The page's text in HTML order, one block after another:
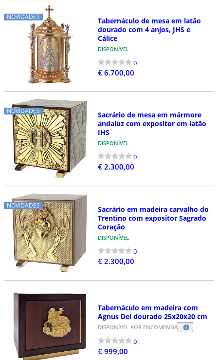
NOVIDADES
Tabernáculo de mesa em latão
dourado com 4 anjos, JHS e
Cálice
DISPONÍVEL
0
€ 6.700,00
NOVIDADES
Sacrário de mesa em mármore
andaluz com expositor em latão
IHS
DISPONÍVEL
0
€ 2.300,00
NOVIDADES
Sacrário em madeira carvalho do
Trentino com expositor Sagrado
Coração
DISPONÍVEL
0
€ 2.300,00
Tabernáculo em madeira com
Agnus Dei dourado 25x20x20 cm
DISPONÍVEL POR ENCOMENDA
0
€ 999,00